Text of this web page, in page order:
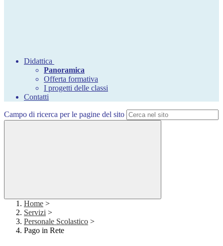
Didattica
Panoramica
Offerta formativa
I progetti delle classi
Contatti
Campo di ricerca per le pagine del sito
Home >
Servizi >
Personale Scolastico >
Pago in Rete